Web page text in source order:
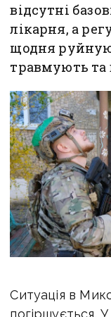
відсутні
лікарня, а
щодня
травмують та
Ситуація в
погіршується. У